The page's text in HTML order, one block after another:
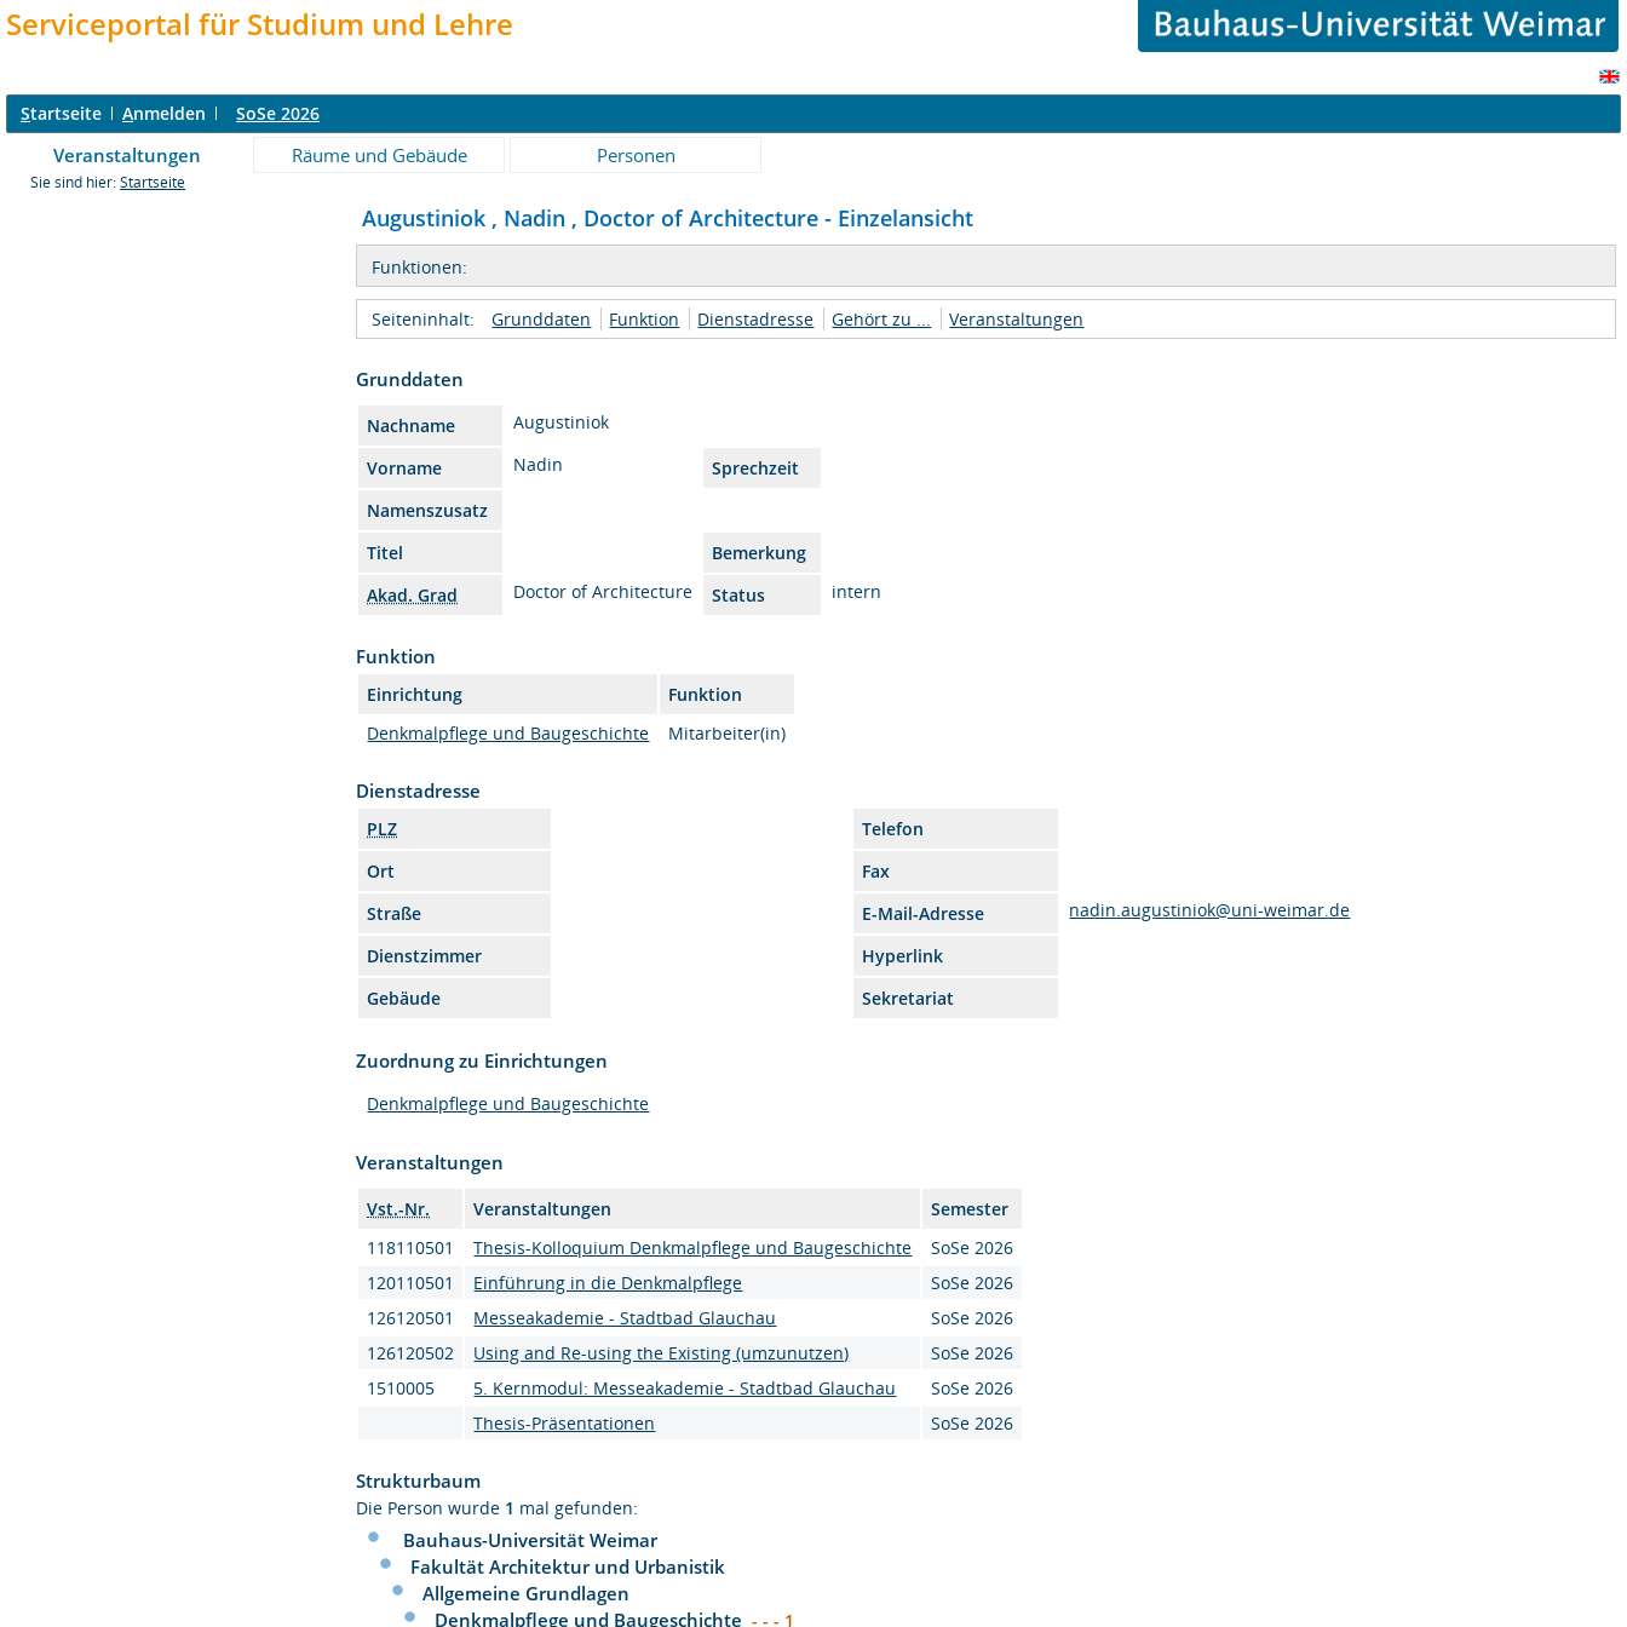
Serviceportal für Studium und Lehre
Startseite Anmelden SoSe 2026
Veranstaltungen Räume und Gebäude Personen
Sie sind hier: Startseite
Augustiniok , Nadin , Doctor of Architecture - Einzelansicht
Funktionen:
Seiteninhalt: Grunddaten Funktion Dienstadresse Gehört zu ... Veranstaltungen
Grunddaten
Nachname
Augustiniok
Vorname
Nadin
Sprechzeit
Namenszusatz
Titel
Bemerkung
Akad. Grad
Doctor of Architecture Status intern
Funktion
Einrichtung
Funktion
Denkmalpflege und Baugeschichte
Mitarbeiter(in)
Dienstadresse
PLZ
Telefon
Ort
Fax
Straße
E-Mail-Adresse
nadin.augustiniok@uni-weimar.de
Dienstzimmer
Hyperlink
Gebäude
Sekretariat
Zuordnung zu Einrichtungen
Denkmalpflege und Baugeschichte
Veranstaltungen
Vst.-Nr. Veranstaltungen
Semester
118110501
Thesis-Kolloquium Denkmalpflege und Baugeschichte
SoSe 2026
120110501
Einführung in die Denkmalpflege
SoSe 2026
126120501
Messeakademie - Stadtbad Glauchau
SoSe 2026
126120502
Using and Re-using the Existing (umzunutzen)
SoSe 2026
1510005
5. Kernmodul: Messeakademie - Stadtbad Glauchau
SoSe 2026
Thesis-Präsentationen
SoSe 2026
Strukturbaum
Die Person wurde 1 mal gefunden:
Bauhaus-Universität Weimar
Fakultät Architektur und Urbanistik
Allgemeine Grundlagen
Denkmalpflege und Baugeschichte - - - 1